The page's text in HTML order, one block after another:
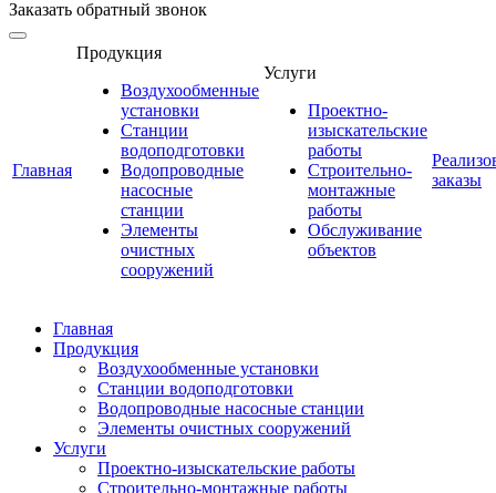
Заказать обратный звонок
Главная
Продукция
Воздухообменные
установки
Станции
водоподготовки
Водопроводные
насосные
станции
Элементы
очистных
сооружений
Услуги
Проектно-
изыскательские
работы
Строительно-
монтажные
работы
Обслуживание
объектов
заказы
Главная
Продукция
Воздухообменные установки
Станции водоподготовки
Водопроводные насосные станции
Элементы очистных сооружений
Услуги
Проектно-изыскательские работы
Строительно-монтажные работы